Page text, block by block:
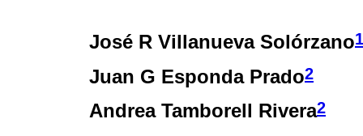
José R Villanueva Solórzano1
Juan G Esponda Prado2
Andrea Tamborell Rivera2